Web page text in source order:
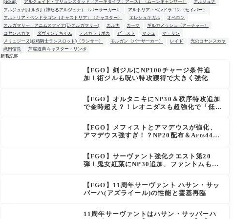
pickup アルクェイド・ブリュンスタッド（アーキタイプ：アース）〈ムーンキャンサー〉
アルジュナ
アルジュナ[オルタ]（神たるアルジュナ）〈バーサーカー〉
アルトリア・ペンドラゴン〈セイバー〉
アルトリア・ペンドラゴン（キャストリア）〈キャスター〉
エレシュキガル
オベロン
オルガマリー・アニムスフィア(U-オルガマリー)
カルナ カーマ
ギルガメッシュ〈アーチャー〉
コヤンスカヤ
ダヴィンチちゃん テスカトリポカ ビースト マシュ
マーリン
メリュジーヌ(妖精騎士ランスロット)〈ランサー〉
モルガン〈バーサーカー〉 レイド
光のコヤンスカヤ
織田信長
芦屋道満 キャスター・リンボ
新着記事
【FGO】剣ジルにNP100チャージ条件追
加！術ジルも呪い特攻獲得で大きく強化
【FGO】オルタニキにNP30＆秩序特攻追加
で金時超え？！レオニダスも超強化で「低レ
【FGO】メフィストとアマデウスが強化、
アマデウス強すぎ！？NP20配布＆Arts44％
【FGO】サーヴァント強化クエスト第20
弾！鬼女紅葉にNP30追加、ファントムも大
【FGO】11周年サーヴァント ハサン・サッ
バーハ(アズライール)の性能と霊基再臨
11周年サーヴァントはハサン・サッバーハ